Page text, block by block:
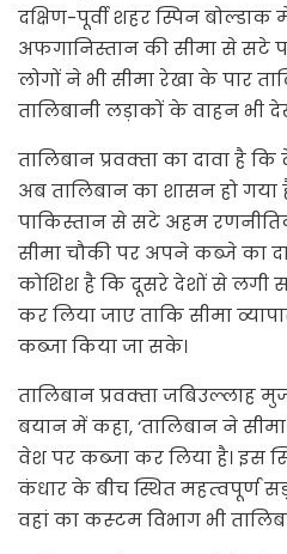
दक्षिण-पूर्वी शहर स्पिन
अफगानिस्तान की सीमा से सटे
लोगों ने भी सीमा रेखा के पार
तालिबानी लड़ाकों के वाहन भी
तालिबान प्रवक्‍ता का दावा है
अब तालिबान का शासन हो गया
पाकिस्तान से सटे अहम
सीमा चौकी पर अपने कब्जे का
कोशिश है कि दूसरे देशों से लगी
कर लिया जाए ताकि सीमा
कब्‍जा किया जा सके।
तालिबान प्रवक्‍ता जबिउल्‍लाह
बयान में कहा, ‘तालिबान ने
वेश पर कब्‍जा कर लिया है। इस
कंधार के बीच स्थित महत्‍वपूर्ण
वहां का कस्‍टम विभाग भी